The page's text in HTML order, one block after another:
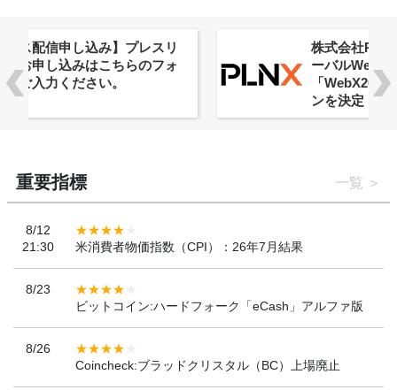
株式会社PlnX、アジア最大級のグロ
ーバルWeb3カンファレンス
「WebX2026」とのコラボレーショ
重要指標 一覧
8/12
21:30
米消費者物価指数（CPI）：26年7月結果
8/23
ビットコイン:ハードフォーク「eCash」アルファ版
8/26
Coincheck:ブラッドクリスタル（BC）上場廃止